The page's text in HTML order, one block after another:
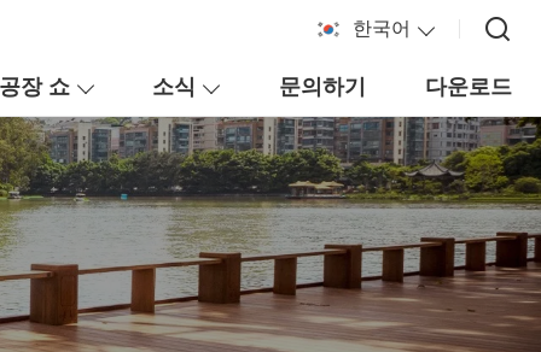
한국어
공장 쇼 소식 문의하기 다운로드